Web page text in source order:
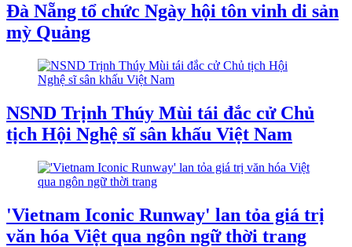
Đà Nẵng tổ chức Ngày hội tôn vinh di sản
mỳ Quảng
NSND Trịnh Thúy Mùi tái đắc cử Chủ
tịch Hội Nghệ sĩ sân khấu Việt Nam
'Vietnam Iconic Runway' lan tỏa giá trị
văn hóa Việt qua ngôn ngữ thời trang